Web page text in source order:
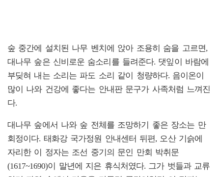
숲 중간에 설치된 나무 벤치에 앉아 조용히 숨을 고르면,
대나무 숲은 신비로운 숨소리를 들려준다. 댓잎이 바람에
부딪혀 내는 소리는 파도 소리 같이 청량하다. 음이온이
많이 나와 건강에 좋다는 안내판 문구가 사족처럼 느껴진
다.
대나무 숲에서 나와 숲 전체를 조망하기 좋은 장소는 만
회정이다. 태화강 국가정원 안내센터 뒤편, 오산 기슭에
자리한 이 정자는 조선 중기의 문인 만회 박취문
(1617~1690)이 말년에 지은 휴식처였다. 그가 벗들과 교류